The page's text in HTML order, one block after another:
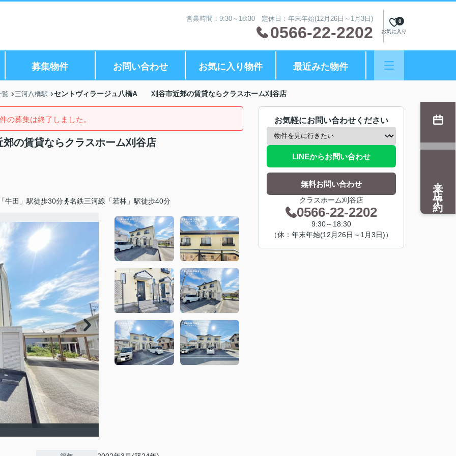
営業時間：9:30～18:30 定休日：年末年始(12月26日～1月3日)
0566-22-2202 お気に入り
0
募集物件 お問い合わせ お気に入り物件 最近みた物件
覧 三河八橋駅 セントヴィラージュ八橋A 刈谷市近郊の賃貸ならクラスホーム刈谷店
の募集は終了しました。
の賃貸ならクラスホーム刈谷店
牛田」駅徒歩30分 名鉄三河線「若林」駅徒歩40分
お気軽にお問い合わせください
LINEからお問い合わせ
無料お問い合わせ
クラスホーム刈谷店
0566-22-2202
9:30～18:30
（休：年末年始(12月26日～1月3日)）
来店予約